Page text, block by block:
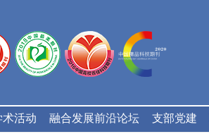
术活动 融合发展前沿论坛 支部党建